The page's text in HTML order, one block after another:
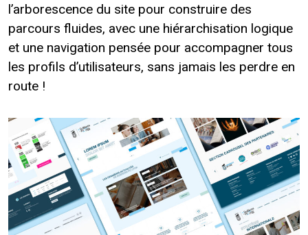
l’arborescence du site pour construire des
parcours fluides, avec une hiérarchisation logique
et une navigation pensée pour accompagner tous
les profils d’utilisateurs, sans jamais les perdre en
route !